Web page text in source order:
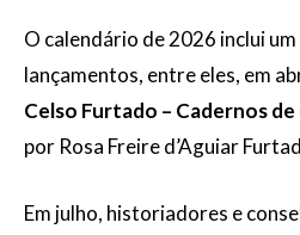
O calendário de 2026 inclui
lançamentos, entre eles, em
Celso Furtado – Cadernos
por Rosa Freire d’Aguiar
Em julho, historiadores e